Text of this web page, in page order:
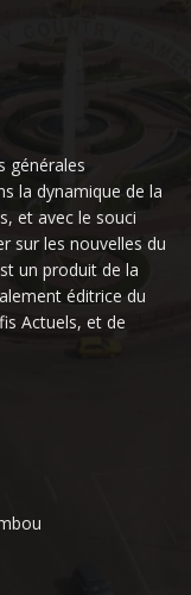
générales
la dynamique de la
et avec le souci
sur les nouvelles du
un produit de la
éditrice du
Actuels, et de